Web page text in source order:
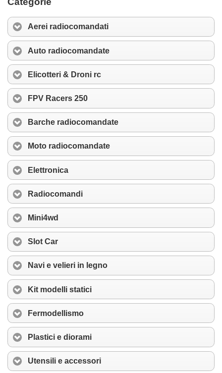
Aerei radiocomandati
Auto radiocomandate
Elicotteri & Droni rc
FPV Racers 250
Barche radiocomandate
Moto radiocomandate
Elettronica
Radiocomandi
Mini4wd
Slot Car
Navi e velieri in legno
Kit modelli statici
Fermodellismo
Plastici e diorami
Utensili e accessori